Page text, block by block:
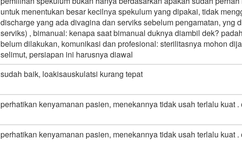
untuk menentukan besar kecilnya spekulum yang dipakai, tidak
discharge yang ada divagina dan serviks sebelum pengamatan,
serviks) , bimanual: kenapa saat bimanual duknya diambil dek?
belum dilakukan, komunikasi dan profesional: sterilitasnya mohon
selimut, persiapan ini harusnya diawal
sudah baik, loakisauskulatsi kurang tepat
perhatikan kenyamanan pasien, menekannya tidak usah terlalu
perhatikan kenyamanan pasien, menekannya tidak usah terlalu